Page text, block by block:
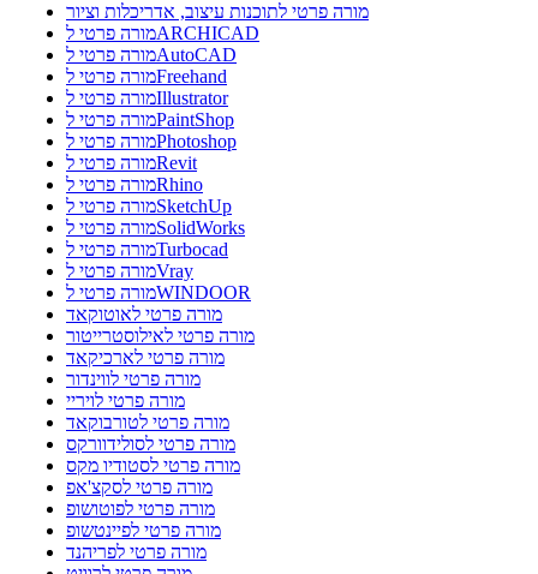
מורה פרטי לתוכנות עיצוב, אדריכלות וציור
מורה פרטי לARCHICAD
מורה פרטי לAutoCAD
מורה פרטי לFreehand
מורה פרטי לIllustrator
מורה פרטי לPaintShop
מורה פרטי לPhotoshop
מורה פרטי לRevit
מורה פרטי לRhino
מורה פרטי לSketchUp
מורה פרטי לSolidWorks
מורה פרטי לTurbocad
מורה פרטי לVray
מורה פרטי לWINDOOR
מורה פרטי לאוטוקאד
מורה פרטי לאילוסטרייטור
מורה פרטי לארכיקאד
מורה פרטי לווינדור
מורה פרטי לויריי
מורה פרטי לטורבוקאד
מורה פרטי לסולידוורקס
מורה פרטי לסטודיו מקס
מורה פרטי לסקצ'אפ
מורה פרטי לפוטושופ
מורה פרטי לפיינטשופ
מורה פרטי לפריהנד